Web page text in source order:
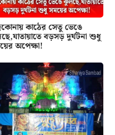
কাঠের সেতু ভেঙে
বড়সড় দুর্ঘটনা শুধু
অপেক্ষা!